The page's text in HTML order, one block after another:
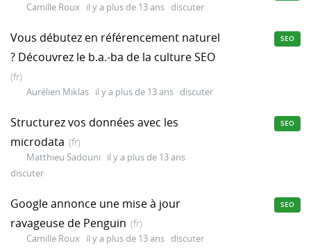
Camille Roux il y a plus de 13 ans discuter
Vous débutez en référencement naturel
? Découvrez le b.a.-ba de la culture SEO
(fr)
Aurélien Miklas il y a plus de 13 ans discuter
SEO
Structurez vos données avec les
microdata (fr)
Matthieu Sadouni
il y a plus de 13 ans
discuter
SEO
Google annonce une mise à jour
ravageuse de Penguin (fr)
Camille Roux il y a plus de 13 ans discuter
SEO